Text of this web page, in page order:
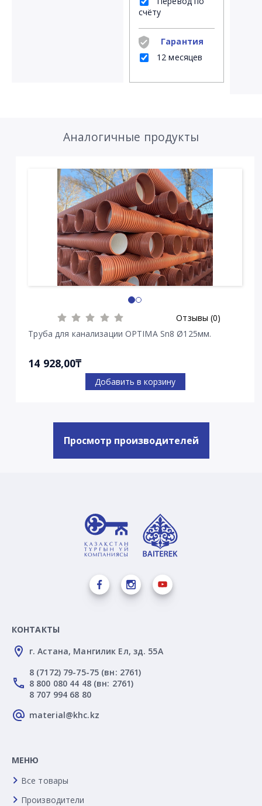
счёту
Гарантия
12 месяцев
Аналогичные продукты
Отзывы (0)
Труба для канализации OPTIMA Sn8 Ø125мм.
14 928,00₸
Добавить в корзину
Просмотр производителей
КОНТАКТЫ
г. Астана, Мангилик Ел, зд. 55А
8 (7172) 79-75-75 (вн: 2761)
8 800 080 44 48 (вн: 2761)
8 707 994 68 80
material@khc.kz
МЕНЮ
Все товары
Производители